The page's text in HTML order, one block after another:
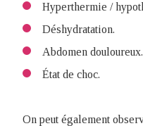
Hyperthermie /
Déshydratation.
Abdomen douloureux.
État de choc.
On peut également